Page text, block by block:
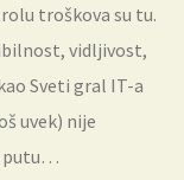
troškova su tu.
vidljivost,
Sveti gral IT-a
uvek) nije
putu…